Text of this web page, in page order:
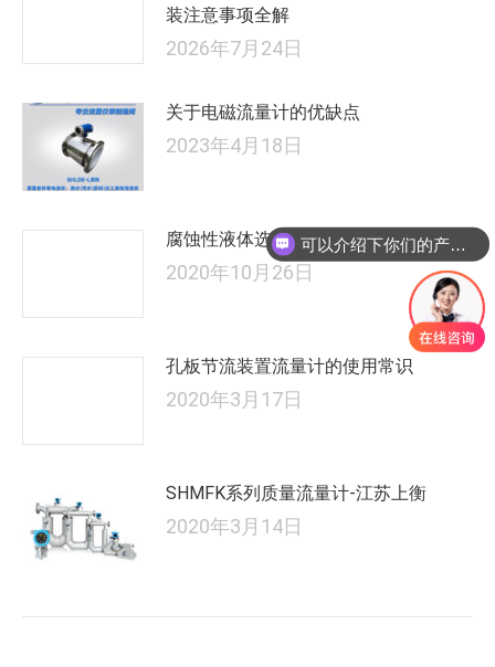
装注意事项全解
2026年7月24日
关于电磁流量计的优缺点
2023年4月18日
腐蚀性液体选择什么流量计？
2020年10月26日
孔板节流装置流量计的使用常识
2020年3月17日
SHMFK系列质量流量计-江苏上衡
2020年3月14日
可以介绍下你们的产品么